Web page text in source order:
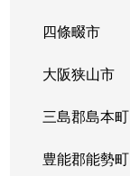
四條畷市
大阪狭山市
三島郡島本町
豊能郡能勢町